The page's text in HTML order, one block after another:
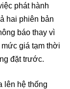
phát hành
hai phiên bản
báo thay vì
mức giá tạm thời
đặt trước.
lên hệ thống